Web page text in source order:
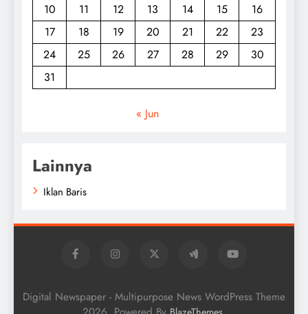
10
11 12 13 14 15
16
17
18 19 20 21 22
23
24
25 26 27 28 29
30
31
« Jun
Lainnya
Iklan Baris
Digital Newspaper - Multipurpose News WordPress Theme